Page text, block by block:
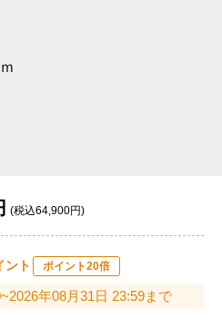
(税込64,900円)
ント ポイント20倍
年08月31日 23:59まで